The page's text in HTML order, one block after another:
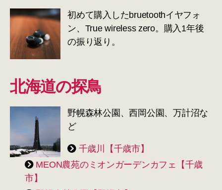
初めて購入したbruetoothイヤフォ
ン、True wireless zero。購入1年後
の振り返り。
北海道の探鳥
野幌森林公園、西岡公園、万計沼な
ど
千歳川【千歳市】
MEON農苑のミオンガーデンカフェ【千歳
市】